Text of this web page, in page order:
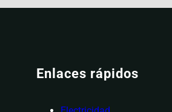
Enlaces rápidos